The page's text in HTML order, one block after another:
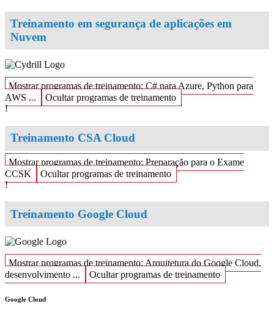
Treinamento em segurança de aplicações em
Nuvem
Mostrar programas de treinamento: C# para Azure, Python para
AWS ...
Ocultar programas de treinamento
!
Treinamento CSA Cloud
Mostrar programas de treinamento: Preparação para o Exame
CCSK
Ocultar programas de treinamento
!
Treinamento Google Cloud
Mostrar programas de treinamento: Arquitetura do Google Cloud,
desenvolvimento ...
Ocultar programas de treinamento
Google Cloud